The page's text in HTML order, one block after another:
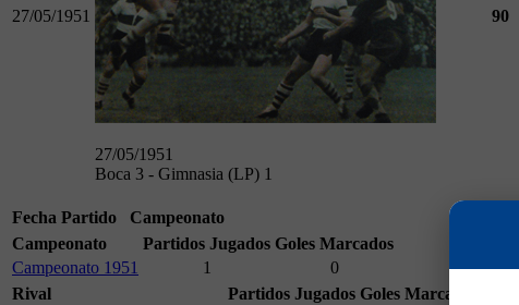
27/05/1951
27/05/1951
Boca 3 - Gimnasia (LP) 1
90
Fecha Partido
Campeonato
Campeonato
Partidos Jugados Goles Marcados
Campeonato 1951
1
0
Rival
Partidos Jugados Goles Marcados